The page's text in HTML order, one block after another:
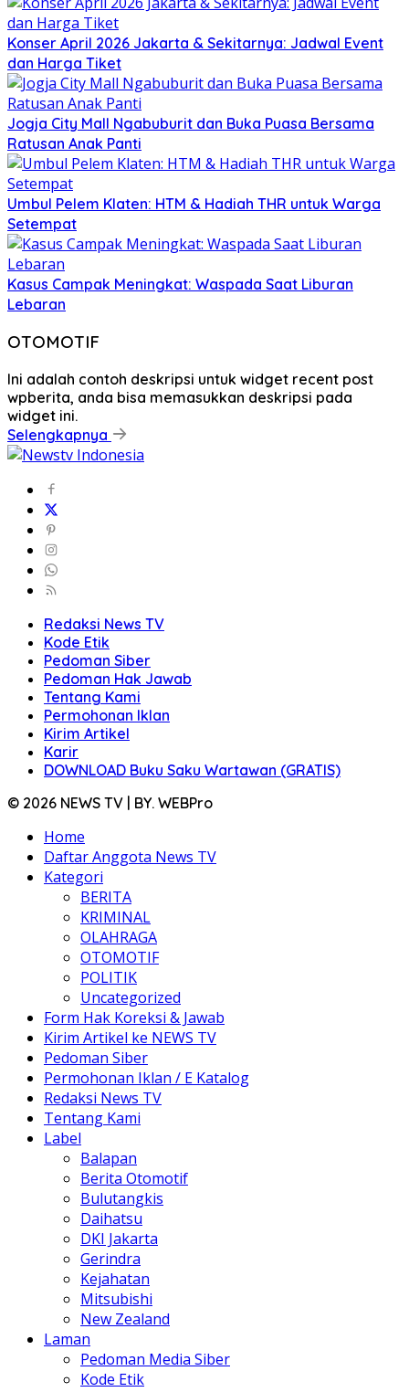
Konser April 2026 Jakarta & Sekitarnya: Jadwal Event
dan Harga Tiket
Jogja City Mall Ngabuburit dan Buka Puasa Bersama
Ratusan Anak Panti
Umbul Pelem Klaten: HTM & Hadiah THR untuk Warga
Setempat
Kasus Campak Meningkat: Waspada Saat Liburan
Lebaran
OTOMOTIF
Ini adalah contoh deskripsi untuk widget recent post
wpberita, anda bisa memasukkan deskripsi pada
widget ini.
Selengkapnya
Redaksi News TV
Kode Etik
Pedoman Siber
Pedoman Hak Jawab
Tentang Kami
Permohonan Iklan
Kirim Artikel
Karir
DOWNLOAD Buku Saku Wartawan (GRATIS)
© 2026 NEWS TV | BY. WEBPro
Home
Daftar Anggota News TV
Kategori
BERITA
KRIMINAL
OLAHRAGA
OTOMOTIF
POLITIK
Uncategorized
Form Hak Koreksi & Jawab
Kirim Artikel ke NEWS TV
Pedoman Siber
Permohonan Iklan / E Katalog
Redaksi News TV
Tentang Kami
Label
Balapan
Berita Otomotif
Bulutangkis
Daihatsu
DKI Jakarta
Gerindra
Kejahatan
Mitsubishi
New Zealand
Laman
Pedoman Media Siber
Kode Etik